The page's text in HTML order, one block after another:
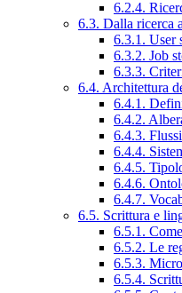
6.2.4.
6.3. Dalla ricerca
6.3.1. User
6.3.2. Job
6.3.3.
6.4. Architettura
6.4.1.
6.4.2.
6.4.3.
6.4.4.
6.4.5.
6.4.6.
6.4.7.
6.5. Scrittura e
6.5.1.
6.5.2. Le
6.5.3.
6.5.4.